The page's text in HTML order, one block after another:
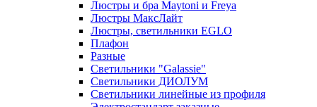
Люстры и бра Maytoni и Freya
Люстры МаксЛайт
Люстры, светильники EGLO
Плафон
Разные
Светильники "Galassie"
Светильники ДИОЛУМ
Светильники линейные из профиля